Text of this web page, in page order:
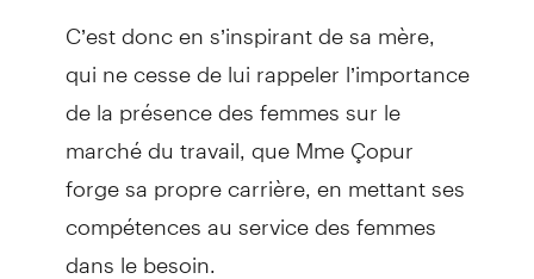
C’est donc en s’inspirant de sa mère,
qui ne cesse de lui rappeler l’importance
de la présence des femmes sur le
marché du travail, que Mme Çopur
forge sa propre carrière, en mettant ses
compétences au service des femmes
dans le besoin.